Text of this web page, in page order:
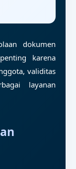
dokumen
karena
validitas
layanan